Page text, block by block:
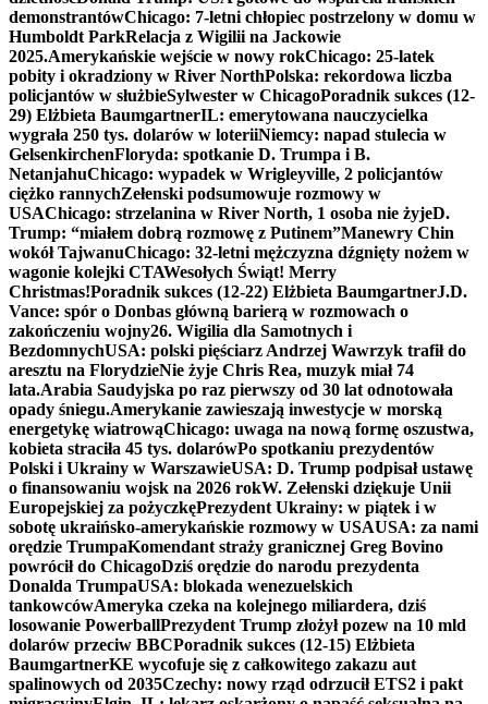
demonstrantówChicago: 7-letni chłopiec postrzelony w domu w
Humboldt ParkRelacja z Wigilii na Jackowie
2025.Amerykańskie wejście w nowy rokChicago: 25-latek
pobity i okradziony w River NorthPolska: rekordowa liczba
policjantów w służbieSylwester w ChicagoPoradnik sukces (12-
29) Elżbieta BaumgartnerIL: emerytowana nauczycielka
wygrała 250 tys. dolarów w loteriiNiemcy: napad stulecia w
GelsenkirchenFloryda: spotkanie D. Trumpa i B.
NetanjahuChicago: wypadek w Wrigleyville, 2 policjantów
ciężko rannychZełenski podsumowuje rozmowy w
USAChicago: strzelanina w River North, 1 osoba nie żyjeD.
Trump: “miałem dobrą rozmowę z Putinem”Manewry Chin
wokół TajwanuChicago: 32-letni mężczyzna dźgnięty nożem w
wagonie kolejki CTAWesołych Świąt! Merry
Christmas!Poradnik sukces (12-22) Elżbieta BaumgartnerJ.D.
Vance: spór o Donbas główną barierą w rozmowach o
zakończeniu wojny26. Wigilia dla Samotnych i
BezdomnychUSA: polski pięściarz Andrzej Wawrzyk trafił do
aresztu na FlorydzieNie żyje Chris Rea, muzyk miał 74
lata.Arabia Saudyjska po raz pierwszy od 30 lat odnotowała
opady śniegu.Amerykanie zawieszają inwestycje w morską
energetykę wiatrowąChicago: uwaga na nową formę oszustwa,
kobieta straciła 45 tys. dolarówPo spotkaniu prezydentów
Polski i Ukrainy w WarszawieUSA: D. Trump podpisał ustawę
o finansowaniu wojsk na 2026 rokW. Zełenski dziękuje Unii
Europejskiej za pożyczkęPrezydent Ukrainy: w piątek i w
sobotę ukraińsko-amerykańskie rozmowy w USAUSA: za nami
orędzie TrumpaKomendant straży granicznej Greg Bovino
powrócił do ChicagoDziś orędzie do narodu prezydenta
Donalda TrumpaUSA: blokada wenezuelskich
tankowcówAmeryka czeka na kolejnego miliardera, dziś
losowanie PowerballPrezydent Trump złożył pozew na 10 mld
dolarów przeciw BBCPoradnik sukces (12-15) Elżbieta
BaumgartnerKE wycofuje się z całkowitego zakazu aut
spalinowych od 2035Czechy: nowy rząd odrzucił ETS2 i pakt